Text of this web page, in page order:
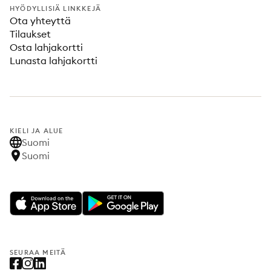
HYÖDYLLISIÄ LINKKEJÄ
Ota yhteyttä
Tilaukset
Osta lahjakortti
Lunasta lahjakortti
KIELI JA ALUE
Suomi
Suomi
SEURAA MEITÄ